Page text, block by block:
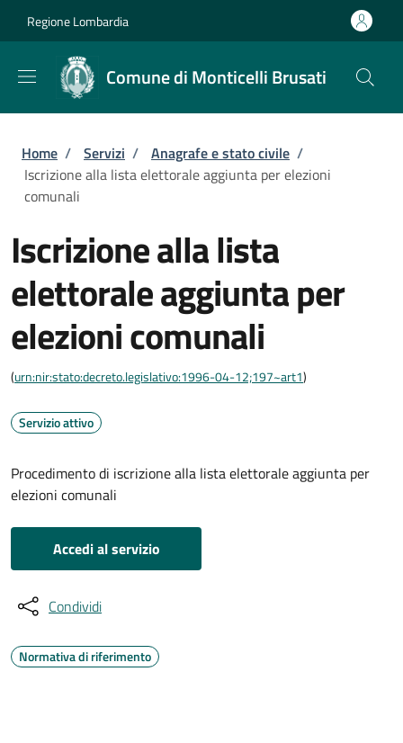
Regione Lombardia
Comune di Monticelli Brusati
Briciole di pane
Home / Servizi / Anagrafe e stato civile /
Iscrizione alla lista elettorale aggiunta per elezioni
comunali
Iscrizione alla lista
elettorale aggiunta per
elezioni comunali
(urn:nir:stato:decreto.legislativo:1996-04-12;197~art1)
Servizio attivo
Procedimento di iscrizione alla lista elettorale aggiunta per
elezioni comunali
Accedi al servizio
Condividi
Normativa di riferimento